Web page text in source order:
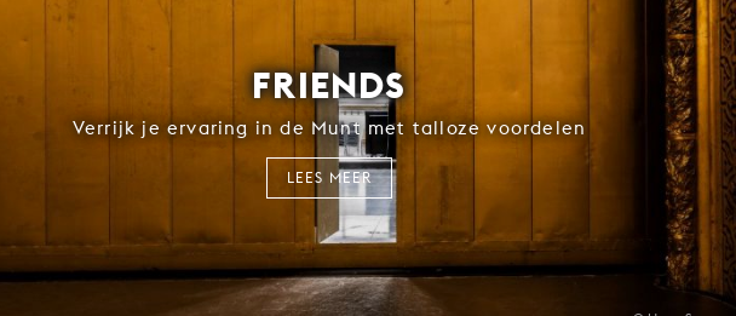
FRIENDS
Verrijk je ervaring in de Munt met talloze voordelen
LEES MEER